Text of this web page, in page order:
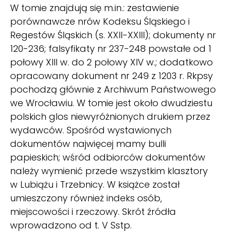
W tomie znajdują się m.in.: zestawienie
porównawcze nrów Kodeksu Śląskiego i
Regestów Śląskich (s. XXII-XXIII); dokumenty nr
120-236; falsyfikaty nr 237-248 powstałe od 1
połowy XIII w. do 2 połowy XIV w.; dodatkowo
opracowany dokument nr 249 z 1203 r. Rkpsy
pochodzą głównie z Archiwum Państwowego
we Wrocławiu. W tomie jest około dwudziestu
polskich glos niewyróżnionych drukiem przez
wydawców. Spośród wystawionych
dokumentów najwięcej mamy bulli
papieskich; wśród odbiorców dokumentów
należy wymienić przede wszystkim klasztory
w Lubiążu i Trzebnicy. W książce został
umieszczony również indeks osób,
miejscowości i rzeczowy. Skrót źródła
wprowadzono od t. V Sstp.